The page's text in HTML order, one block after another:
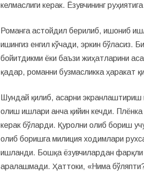
келмаслиги керак. Ёзувчининг
Романга астойдил берилиб, ишониб
ишингиз енгил кўчади, эркин бўласиз.
бойитдикми ёки баъзи жиҳатларини
қадар, романни бузмасликка ҳаракат
Шундай қилиб, асарни
олиш ишлари анча қийин кечди.
керак бўларди. Қуролни олиб бориш
олиб боришга милиция ходимлари
ишланди. Бошқа ёзувчилардан
аралашмади. Ҳаттоки, «Нима